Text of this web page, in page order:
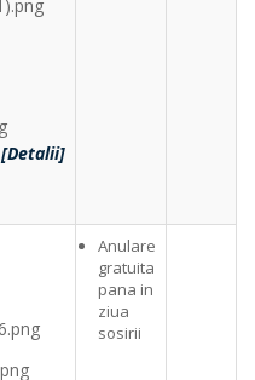
[Detalii]
Anulare
gratuita
pana in
ziua
sosirii